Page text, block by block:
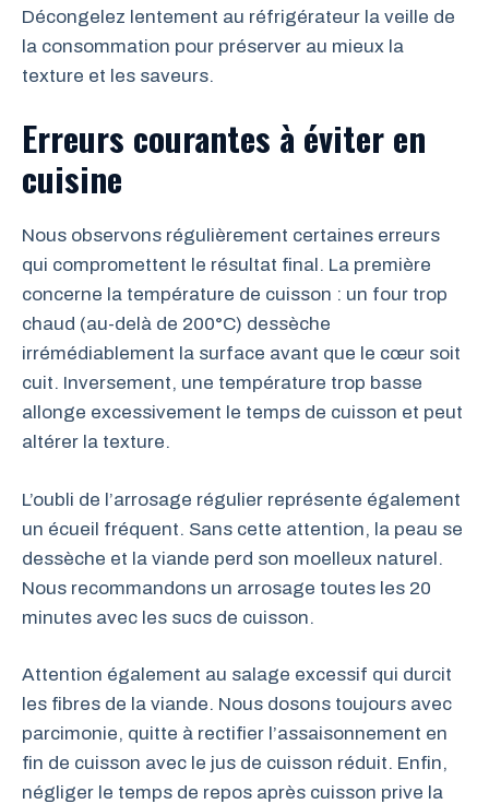
Décongelez lentement au réfrigérateur la veille de
la consommation pour préserver au mieux la
texture et les saveurs.
Erreurs courantes à éviter en
cuisine
Nous observons régulièrement certaines erreurs
qui compromettent le résultat final. La première
concerne la température de cuisson : un four trop
chaud (au-delà de 200°C) dessèche
irrémédiablement la surface avant que le cœur soit
cuit. Inversement, une température trop basse
allonge excessivement le temps de cuisson et peut
altérer la texture.
L’oubli de l’arrosage régulier représente également
un écueil fréquent. Sans cette attention, la peau se
dessèche et la viande perd son moelleux naturel.
Nous recommandons un arrosage toutes les 20
minutes avec les sucs de cuisson.
Attention également au salage excessif qui durcit
les fibres de la viande. Nous dosons toujours avec
parcimonie, quitte à rectifier l’assaisonnement en
fin de cuisson avec le jus de cuisson réduit. Enfin,
négliger le temps de repos après cuisson prive la